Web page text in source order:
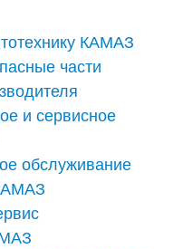
КАМАЗ
части
и сервисное
обслуживание
МАЗ